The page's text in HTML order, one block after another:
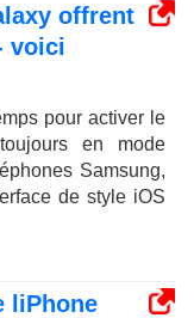
offrent
voici
pour activer le
en mode
Samsung,
de style iOS
liPhone